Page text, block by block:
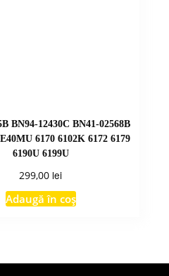
BN94-12430C BN41-02568B
6170 6102K 6172 6179
6190U 6199U
299,00 lei
Adaugă în coș